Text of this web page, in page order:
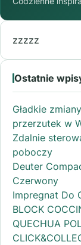
zzzzz
Ostatnie
Gładkie
przerzutek w
Zdalnie
poboczy
Deuter
Czerwony
Impregnat Do
BLOCK
QUECHUA